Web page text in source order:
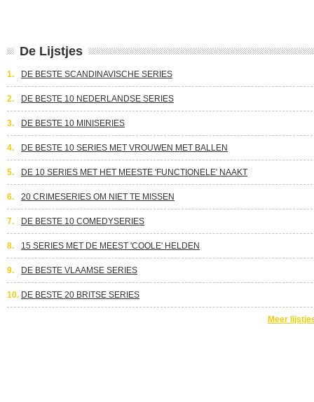
De Lijstjes
1. DE BESTE SCANDINAVISCHE SERIES
2. DE BESTE 10 NEDERLANDSE SERIES
3. DE BESTE 10 MINISERIES
4. DE BESTE 10 SERIES MET VROUWEN MET BALLEN
5. DE 10 SERIES MET HET MEESTE 'FUNCTIONELE' NAAKT
6. 20 CRIMESERIES OM NIET TE MISSEN
7. DE BESTE 10 COMEDYSERIES
8. 15 SERIES MET DE MEEST 'COOLE' HELDEN
9. DE BESTE VLAAMSE SERIES
10. DE BESTE 20 BRITSE SERIES
Meer